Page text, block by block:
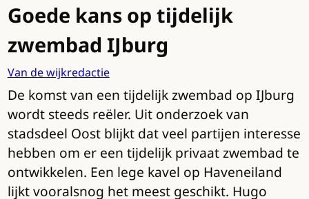
Goede kans op tijdelijk
zwembad IJburg
Van de wijkredactie
De komst van een tijdelijk zwembad op IJburg
wordt steeds reëler. Uit onderzoek van
stadsdeel Oost blijkt dat veel partijen interesse
hebben om er een tijdelijk privaat zwembad te
ontwikkelen. Een lege kavel op Haveneiland
lijkt vooralsnog het meest geschikt. Hugo